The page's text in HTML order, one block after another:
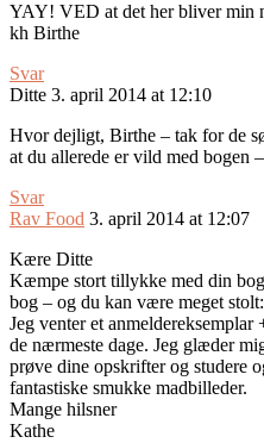
YAY! VED at det her bliver min
kh Birthe
Svar
Ditte 3. april 2014 at 12:10
Hvor dejligt, Birthe – tak for de
at du allerede er vild med bogen
Svar
Rav Food 3. april 2014 at 12:07
Kære Ditte
Kæmpe stort tillykke med din
bog – og du kan være meget
Jeg venter et
de nærmeste dage. Jeg glæder
prøve dine opskrifter og studere
fantastiske smukke madbilleder.
Mange hilsner
Kathe